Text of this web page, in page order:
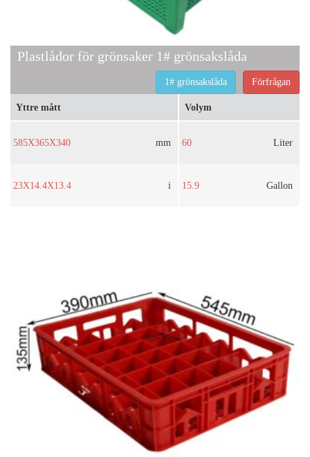
Plastlådor för grönsaker 1# grönsakslåda
Förfrågan
1# grönsakslåda
Yttre mått
585X365X340 mm
23X14.4X13.4 i
Volym
60 Liter
15.9 Gallon